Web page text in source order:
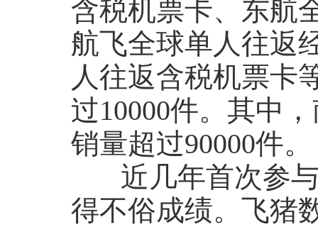
含税机票卡、东航
航飞全球单人往返
人往返含税机票卡
过10000件。其中
销量超过90000件。
近几年首次参与
得不俗成绩。飞猪